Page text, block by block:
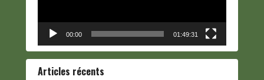
00:00 01:49:31
Articles récents